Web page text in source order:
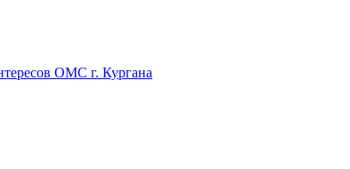
ОМС г. Кургана